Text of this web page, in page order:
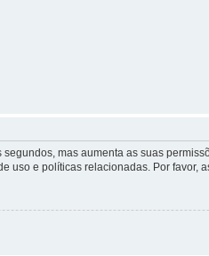
mas aumenta as suas
uso e políticas relacionadas. Por